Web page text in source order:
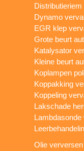
Dynamo
EGR klep
Grote beurt
Katalysator
Kleine beurt
Koplampen
Koppakking
Koppeling
Lakschade
Lambdasonde
Olie verversen